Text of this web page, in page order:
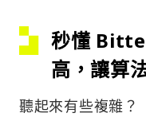
秒懂
高，讓算
聽起來有些複雜？